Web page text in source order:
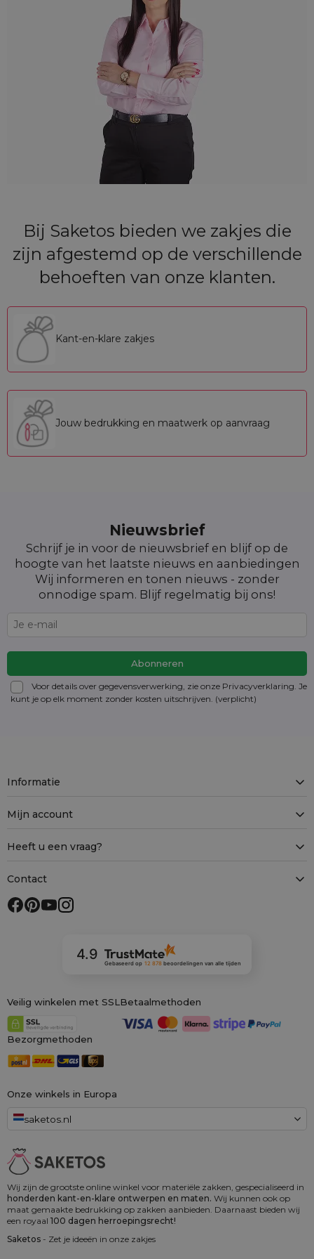
Bij Saketos bieden we zakjes die
zijn afgestemd op de verschillende
behoeften van onze klanten.
Kant-en-klare zakjes
Jouw bedrukking en maatwerk op aanvraag
Nieuwsbrief
Schrijf je in voor de nieuwsbrief en blijf op de
hoogte van het laatste nieuws en aanbiedingen
Wij informeren en tonen nieuws - zonder
onnodige spam. Blijf regelmatig bij ons!
Voor details over gegevensverwerking, zie onze Privacyverklaring. Je
kunt je op elk moment zonder kosten uitschrijven. (verplicht)
Wij zijn de grootste online winkel voor materiële zakken, gespecialiseerd in
honderden kant-en-klare ontwerpen en maten. Wij kunnen ook op
maat gemaakte bedrukking op zakken aanbieden. Daarnaast bieden wij
een royaal 100 dagen herroepingsrecht!
Saketos - Zet je ideeën in onze zakjes
Onze winkels in Europa
saketos.nl
Informatie
Mijn account
Heeft u een vraag?
Contact
4.9
Gebaseerd op 12 878beoordelingen van alle tijden
Veilig winkelen met SSLBetaalmethoden
Bezorgmethoden